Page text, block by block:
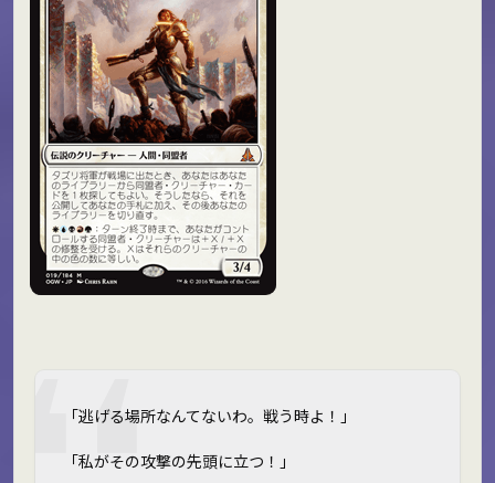
「逃げる場所なんてないわ。戦う時よ！」
「私がその攻撃の先頭に立つ！」